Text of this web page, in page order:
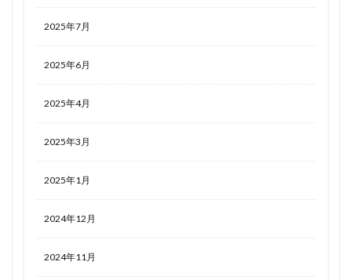
2025年7月
2025年6月
2025年4月
2025年3月
2025年1月
2024年12月
2024年11月